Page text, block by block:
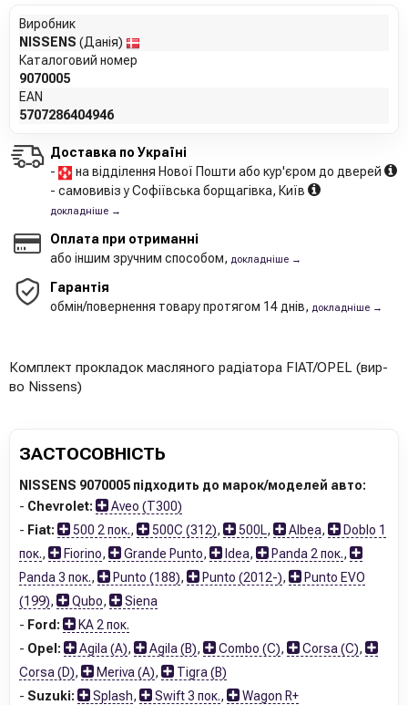
Виробник
NISSENS (Данія)
Каталоговий номер
9070005
EAN
5707286404946
Доставка по Україні
-
на відділення Нової Пошти або кур'єром до дверей
- самовивіз у Софіївська борщагівка, Київ
докладніше →
Оплата при отриманні
або іншим зручним способом, докладніше →
Гарантія
обмін/повернення товару протягом 14 днів, докладніше →
Комплект прокладок масляного радіатора FIAT/OPEL (вир-
во Nissens)
ЗАСТОСОВНІСТЬ
NISSENS 9070005 підходить до марок/моделей авто:
- Chevrolet:
Aveo (T300)
- Fiat: 500 2 пок., 500C (312), 500L, Albea,
Doblo 1
пок., Fiorino, Grande Punto, Idea, Panda 2 пок.,
Panda 3 пок., Punto (188), Punto (2012-),
Punto EVO
(199), Qubo,
Siena
- Ford:
KA 2 пок.
- Opel: Agila (A), Agila (B), Combo (C), Corsa (C),
Corsa (D), Meriva (A),
Tigra (B)
- Suzuki: Splash, Swift 3 пок., Wagon R+